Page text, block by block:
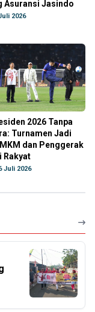
Asuransi Jasindo
2026
2026 Tanpa
Turnamen Jadi
dan Penggerak
Rakyat
Juli 2026